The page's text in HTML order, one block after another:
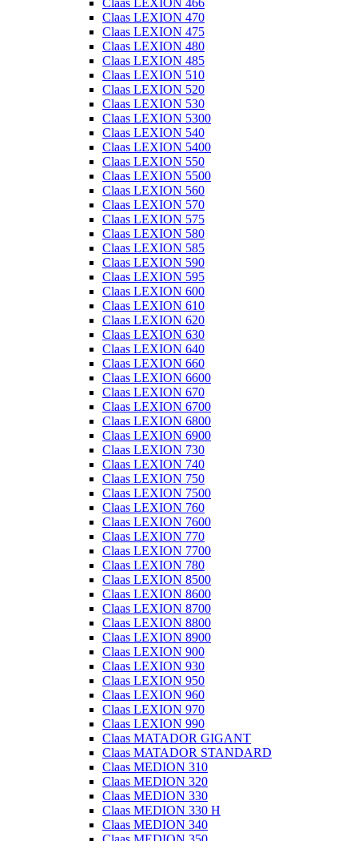
Claas LEXION 466
Claas LEXION 470
Claas LEXION 475
Claas LEXION 480
Claas LEXION 485
Claas LEXION 510
Claas LEXION 520
Claas LEXION 530
Claas LEXION 5300
Claas LEXION 540
Claas LEXION 5400
Claas LEXION 550
Claas LEXION 5500
Claas LEXION 560
Claas LEXION 570
Claas LEXION 575
Claas LEXION 580
Claas LEXION 585
Claas LEXION 590
Claas LEXION 595
Claas LEXION 600
Claas LEXION 610
Claas LEXION 620
Claas LEXION 630
Claas LEXION 640
Claas LEXION 660
Claas LEXION 6600
Claas LEXION 670
Claas LEXION 6700
Claas LEXION 6800
Claas LEXION 6900
Claas LEXION 730
Claas LEXION 740
Claas LEXION 750
Claas LEXION 7500
Claas LEXION 760
Claas LEXION 7600
Claas LEXION 770
Claas LEXION 7700
Claas LEXION 780
Claas LEXION 8500
Claas LEXION 8600
Claas LEXION 8700
Claas LEXION 8800
Claas LEXION 8900
Claas LEXION 900
Claas LEXION 930
Claas LEXION 950
Claas LEXION 960
Claas LEXION 970
Claas LEXION 990
Claas MATADOR GIGANT
Claas MATADOR STANDARD
Claas MEDION 310
Claas MEDION 320
Claas MEDION 330
Claas MEDION 330 H
Claas MEDION 340